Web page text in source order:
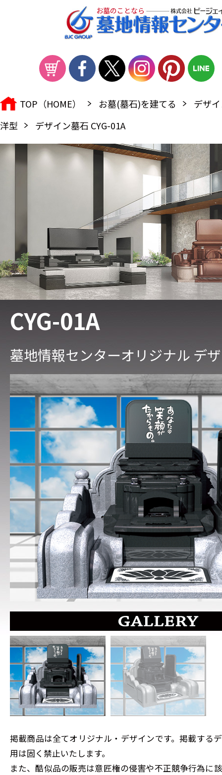
お墓のことなら
TOP（HOME） お墓(墓石)を建てる
デザ
洋型
デザイン墓石 CYG-01A
CYG-01A
墓地情報センターオリジナル デ
掲載商品は全てオリジナル・デザインです。掲載する
用は固く禁止いたします。
また、酷似品の販売は意匠権の侵害や不正競争行為に